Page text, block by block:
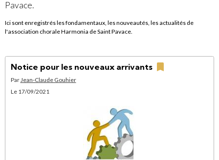
Pavace.
Ici sont enregistrés les fondamentaux, les nouveautés, les actualités de
l'association chorale Harmonia de Saint Pavace.
Notice pour les nouveaux arrivants
Par Jean-Claude Gouhier
Le 17/09/2021